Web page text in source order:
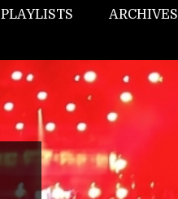
PLAYLISTS ARCHIVES